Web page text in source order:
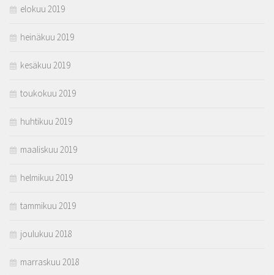
elokuu 2019
heinäkuu 2019
kesäkuu 2019
toukokuu 2019
huhtikuu 2019
maaliskuu 2019
helmikuu 2019
tammikuu 2019
joulukuu 2018
marraskuu 2018